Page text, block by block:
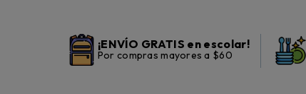
¡ENVÍO GRATIS en escolar!
Por compras mayores a $60